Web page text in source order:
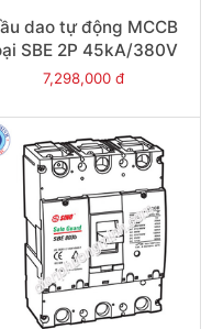
dao tự động MCCB
SBE 2P 45kA/380V
700A - Model
7,298,000 đ